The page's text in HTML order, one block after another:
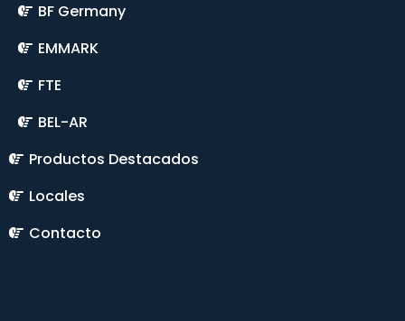
BF Germany
EMMARK
FTE
BEL-AR
Productos Destacados
Locales
Contacto